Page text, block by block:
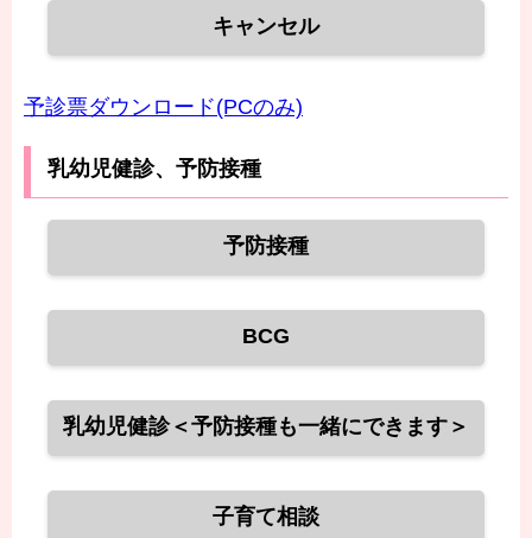
キャンセル
予診票ダウンロード(PCのみ)
乳幼児健診、予防接種
予防接種
BCG
乳幼児健診＜予防接種も一緒にできます＞
子育て相談